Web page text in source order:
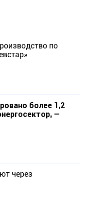
по
более 1,2
—
через